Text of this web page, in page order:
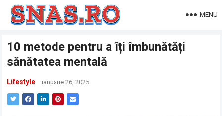
MENU
10 metode pentru a îți îmbunătăți
sănătatea mentală
Lifestyle ianuarie 26, 2025